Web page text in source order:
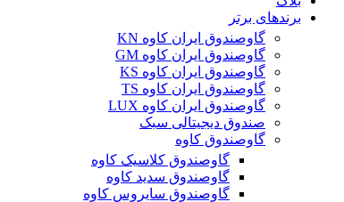
برندهای برتر
گاوصندوق ایران کاوه KN
گاوصندوق ایران کاوه GM
گاوصندوق ایران کاوه KS
گاوصندوق ایران کاوه TS
گاوصندوق ایران کاوه LUX
صندوق دیجیتالی سبک
گاوصندوق کاوه
گاوصندوق کلاسیک کاوه
گاوصندوق سدید کاوه
گاوصندوق سایروس کاوه